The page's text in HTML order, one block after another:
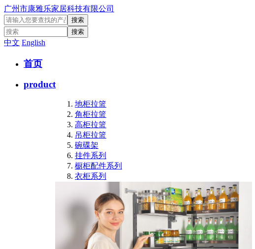
广州市康雅乐家居科技有限公司
中文 English
首页
product
地柜拉篮
角柜拉篮
高柜拉篮
吊柜拉篮
碗碟架
挂件系列
橱柜配件系列
衣柜系列